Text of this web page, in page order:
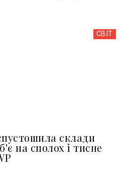
СВІТ
склади
на сполох і тисне